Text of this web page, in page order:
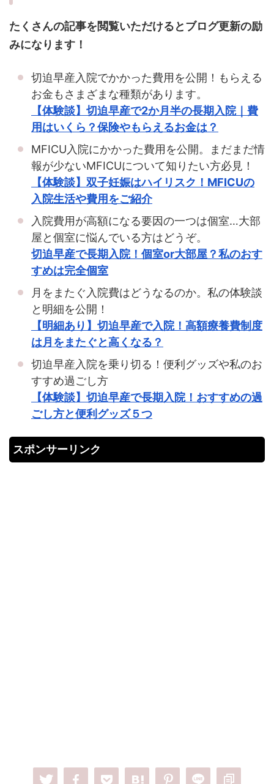
たくさんの記事を閲覧いただけるとブログ更新の励
みになります！
切迫早産入院でかかった費用を公開！もらえる
お金もさまざまな種類があります。
【体験談】切迫早産で2か月半の長期入院｜費
用はいくら？保険やもらえるお金は？
MFICU入院にかかった費用を公開。まだまだ情
報が少ないMFICUについて知りたい方必見！
【体験談】双子妊娠はハイリスク！MFICUの
入院生活や費用をご紹介
入院費用が高額になる要因の一つは個室…大部
屋と個室に悩んでいる方はどうぞ。
切迫早産で長期入院！個室or大部屋？私のおす
すめは完全個室
月をまたぐ入院費はどうなるのか。私の体験談
と明細を公開！
【明細あり】切迫早産で入院！高額療養費制度
は月をまたぐと高くなる？
切迫早産入院を乗り切る！便利グッズや私のお
すすめ過ごし方
【体験談】切迫早産で長期入院！おすすめの過
ごし方と便利グッズ５つ
スポンサーリンク